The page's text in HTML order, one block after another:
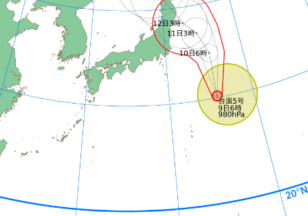
S.ONE ショート＆ロング開幕戦・現地リポート（高
橋みなと）
ニュース
製品情報
特集
試合
ハウツー